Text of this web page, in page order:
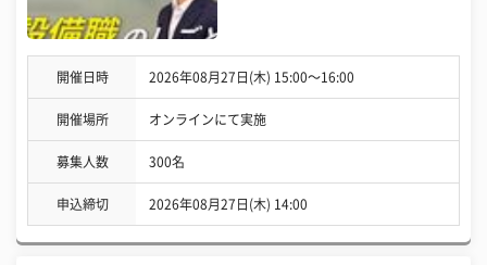
開催日時 2026年08月27日(木) 15:00〜16:00
開催場所 オンラインにて実施
募集人数 300名
申込締切 2026年08月27日(木) 14:00